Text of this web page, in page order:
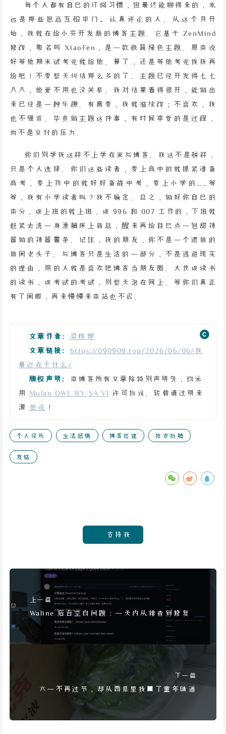
每个人都有自己的订阅习惯，但最终能聊得来的，永
远是那些愿意互相串门、认真评论的人。从这个月开
始，我就在给小芬开发新的博客主题。它基于 ZenMind
修改，取名叫 XiaoFen，是一款极简绿色主题。原本说
好等他期末试考完就给他。算了，还是等他考完找我再
给吧！不要整天纠结那么多的了。主题已经开发得七七
八八，他爱不用也没关系。我对结果看得很开，能做出
来已经是一种乐趣。有需要，我就继续改；不喜欢，我
也不强求。毕竟做主题这件事，有时候享受的是过程，
而不是交付的压力。
你们别学我这样不上学在家写博客。我这不是榜样，
只是个人选择。你们这些读者，要上高中的就抓紧准备
高考，要上初中的就好好备战中考，要上小学的……等
等，我有小学读者吗？我不确定。总之，做好你自己的
本分，该上班的就上班，该 996 和 007 工作的，下班就
赶紧去洗一身澡躺床上休息，醒来再给自己点一包甜辣
酱做的辣酱薯条。记住，我的朋友，你不是一个退休的
休闲老头子。写博客只是生活的一部分，不是逃避现实
的理由，用的人就是喜欢把博客当朋友圈。大伙该读书
的读书，该考试的考试，别整天泡在网上。等你们真正
有了闲暇，再来慢慢来本站也不迟。
文章作者:
梁栋烨
文章链接:
https://090909.top/2026/06/06/我
最近在干什么/
版权声明:
本博客所有文章除特别声明外，均采
用 Mulan OWL BY-SA V1 许可协议。转载请注明来
源 他说 ！
个人经历 生活感悟 博客搭建 技术折腾
友链
支持我
上一篇
Waline 后台空白问题：一天内从排查到修复
下一篇
六一不再过节，却从西瓜里找回了童年味道